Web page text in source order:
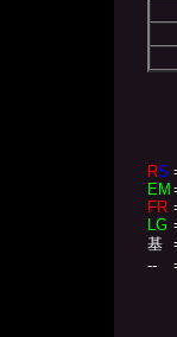
RS
EM
FR
LG
基
--